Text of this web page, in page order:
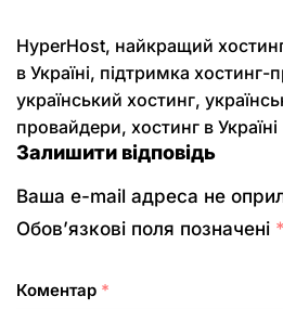
HyperHost, найкращий
в Україні, підтримка хостинг-
український хостинг,
провайдери, хостинг в Україні
Залишити відповідь
Ваша e-mail адреса не
Обов’язкові поля позначені *
Коментар *